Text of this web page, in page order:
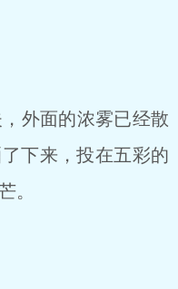
外面的浓雾已经散
下来，投在五彩的
。